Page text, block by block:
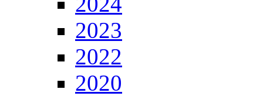
2023
2022
2020